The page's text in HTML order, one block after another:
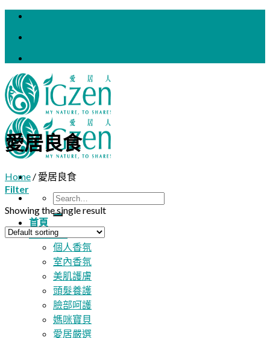
Skip
content
Search
for:
首頁
用途分類
個人香氛
室內香氛
美肌護膚
頭髮養護
臉部呵護
媽咪寶貝
愛居嚴選
愛居良食
Home / 愛居良食
Filter
Showing the single result